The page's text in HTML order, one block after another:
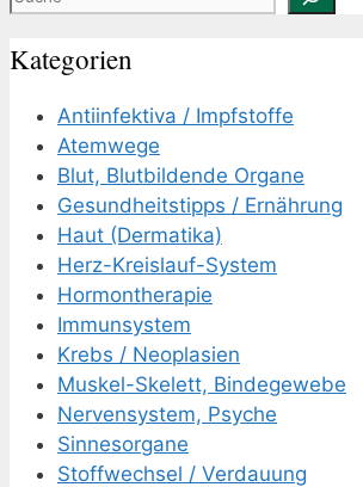
Kategorien
Antiinfektiva / Impfstoffe
Atemwege
Blut, Blutbildende Organe
Gesundheitstipps / Ernährung
Haut (Dermatika)
Herz-Kreislauf-System
Hormontherapie
Immunsystem
Krebs / Neoplasien
Muskel-Skelett, Bindegewebe
Nervensystem, Psyche
Sinnesorgane
Stoffwechsel / Verdauung